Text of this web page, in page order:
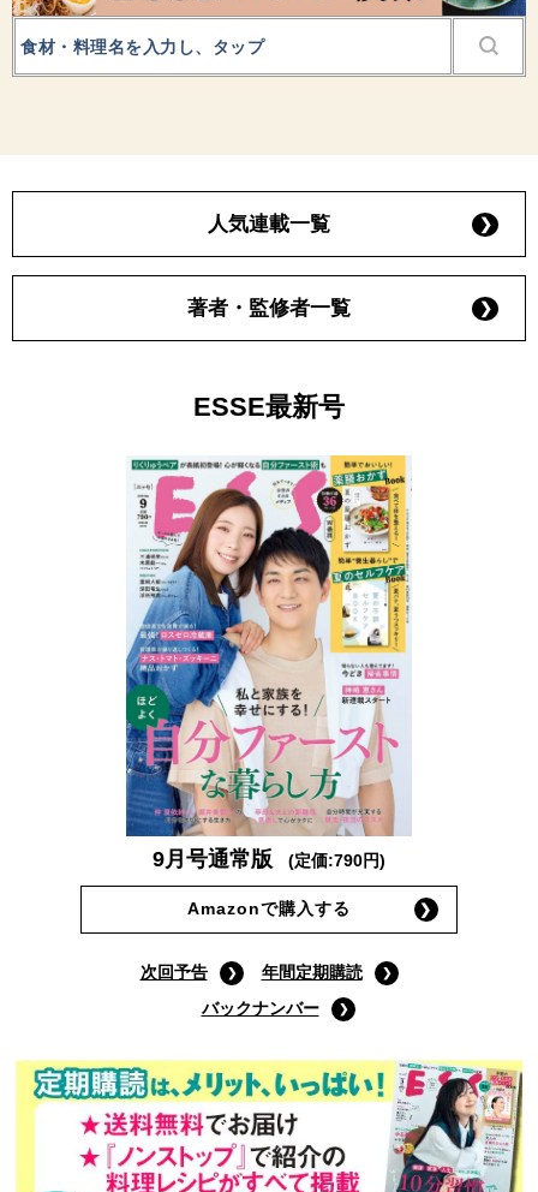
人気連載一覧
著者・監修者一覧
ESSE最新号
9月号通常版 (定価:790円)
Amazonで購入する
次回予告
年間定期購読
バックナンバー